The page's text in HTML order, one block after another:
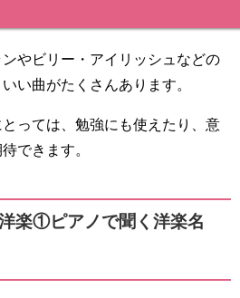
やビリー・アイリッシュなどの
い曲がたくさんあります。
っては、勉強にも使えたり、意
できます。
楽①ピアノで聞く洋楽名